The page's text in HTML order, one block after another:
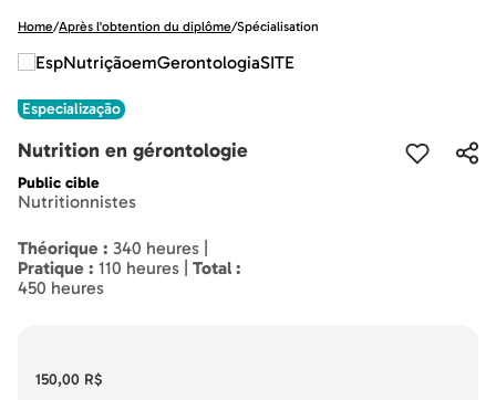
Home/Après l'obtention du diplôme/Spécialisation
Especialização
Nutrition en gérontologie
Public cible
Nutritionnistes
Théorique : 340 heures |
Pratique : 110 heures | Total :
450 heures
150,00 R$